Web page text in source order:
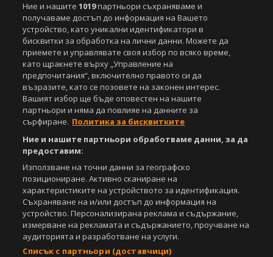
Copyright © 2007-2026 Агенция Спортал. Всички права запазени.
Този уебсайт е собственост наSportal Media Group
За нас Екип За рекламa
Общи условия
Етични правила на НСС
Лични данни
Съдържанието на този уеб сайт и технологиите, използвани в него, са
под закрила на Закона за авторското право и сродните му права.
Всички статии, репортажи, интервюта и други текстови, графични и
видео материали, публикувани в сайта, са собственост на Агенция
Спортал, освен ако изрично е посочено друго. Допуска се
публикуване на текстови материали само след писмено съгласие на
Агенция Спортал, посочване на източника и добавяне на линк към
www.sportal.bg. Използването на графични и видео материали,
публикувани в сайта, е строго забранено. Нарушителите ще бъдат
санкционирани с цялата строгост на закона.
Ние и нашите1019партньори съхраняваме и
получаваме достъп до информация на Вашето
устройство, като уникални идентификатори в
бисквитки за обработка на лични данни. Можете да
приемете и управлявате своя избор по всяко време,
като щракнете върху „Управление на
предпочитания“, включително правото си да
възразите, като се позовете на законен интерес.
Вашият избор ще бъде оповестен на нашите
партньори и няма да повлияе на данните за
сърфиране. Политика за бисквитките
Ние и нашите партньори обработваме данни, за да
предоставим:
Използване на точни данни за географско
позициониране. Активно сканиране на
характеристиките на устройството за идентификация.
Съхраняване на и/или достъп до информация на
устройство. Персонализирана реклама и съдържание,
измерване на рекламата и съдържанието, проучване на
аудиторията и разработване на услуги.
Списък с партньори (доставчици)